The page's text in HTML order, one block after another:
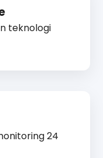
teknologi
24